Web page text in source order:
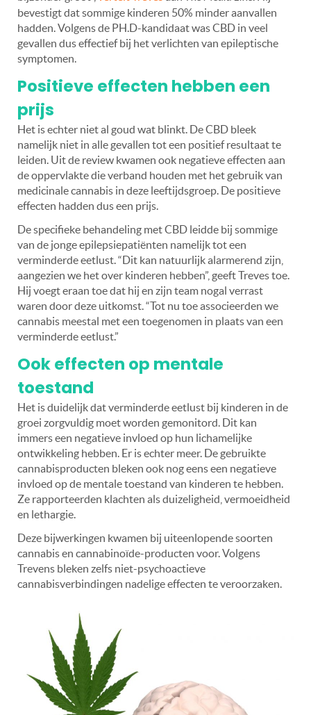
bevestigt dat sommige kinderen 50% minder aanvallen
hadden. Volgens de PH.D-kandidaat was CBD in veel
gevallen dus effectief bij het verlichten van epileptische
symptomen.
Positieve effecten hebben een
prijs
Het is echter niet al goud wat blinkt. De CBD bleek
namelijk niet in alle gevallen tot een positief resultaat te
leiden. Uit de review kwamen ook negatieve effecten aan
de oppervlakte die verband houden met het gebruik van
medicinale cannabis in deze leeftijdsgroep. De positieve
effecten hadden dus een prijs.
De specifieke behandeling met CBD leidde bij sommige
van de jonge epilepsiepatiënten namelijk tot een
verminderde eetlust. “Dit kan natuurlijk alarmerend zijn,
aangezien we het over kinderen hebben”, geeft Treves toe.
Hij voegt eraan toe dat hij en zijn team nogal verrast
waren door deze uitkomst. “Tot nu toe associeerden we
cannabis meestal met een toegenomen in plaats van een
verminderde eetlust.”
Ook effecten op mentale
toestand
Het is duidelijk dat verminderde eetlust bij kinderen in de
groei zorgvuldig moet worden gemonitord. Dit kan
immers een negatieve invloed op hun lichamelijke
ontwikkeling hebben. Er is echter meer. De gebruikte
cannabisproducten bleken ook nog eens een negatieve
invloed op de mentale toestand van kinderen te hebben.
Ze rapporteerden klachten als duizeligheid, vermoeidheid
en lethargie.
Deze bijwerkingen kwamen bij uiteenlopende soorten
cannabis en cannabinoïde-producten voor. Volgens
Trevens bleken zelfs niet-psychoactieve
cannabisverbindingen nadelige effecten te veroorzaken.